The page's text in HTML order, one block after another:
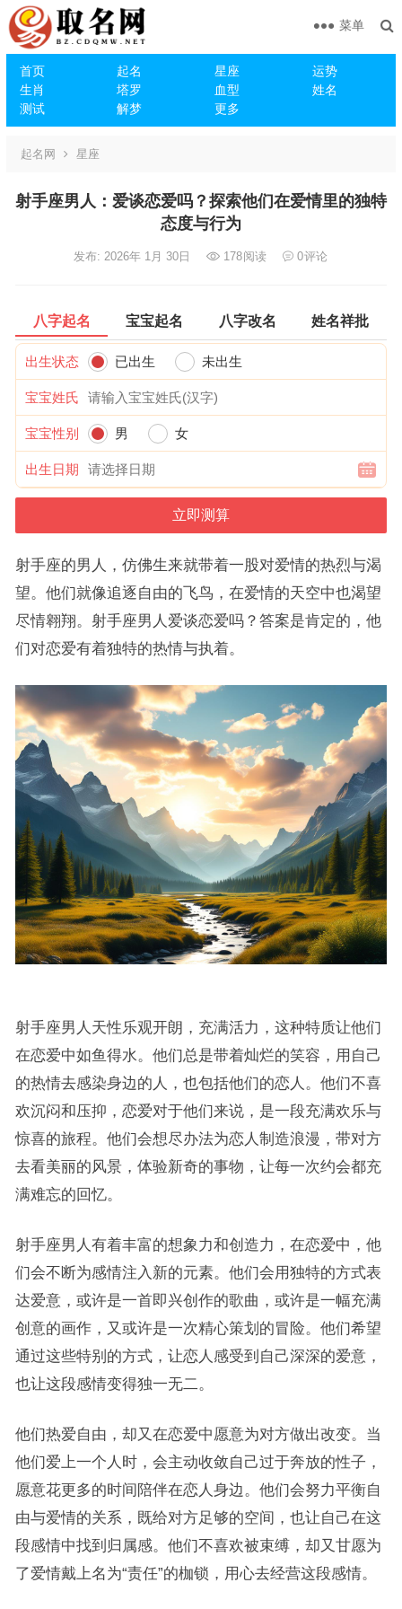
首页 起名 星座
运势
生肖
塔罗 血型
姓名
测试
解梦 更多
菜单
起名网 星座
射手座男人：爱谈恋爱吗？探索他们在爱情里的独特
态度与行为
发布: 2026年 1月 30日 178阅读 0评论
八字起名 宝宝起名 八字改名 姓名祥批
出生状态 已出生 未出生
宝宝姓氏
宝宝性别 男 女
出生日期
射手座的男人，仿佛生来就带着一股对爱情的热烈与渴
望。他们就像追逐自由的飞鸟，在爱情的天空中也渴望
尽情翱翔。射手座男人爱谈恋爱吗？答案是肯定的，他
们对恋爱有着独特的热情与执着。
射手座男人天性乐观开朗，充满活力，这种特质让他们
在恋爱中如鱼得水。他们总是带着灿烂的笑容，用自己
的热情去感染身边的人，也包括他们的恋人。他们不喜
欢沉闷和压抑，恋爱对于他们来说，是一段充满欢乐与
惊喜的旅程。他们会想尽办法为恋人制造浪漫，带对方
去看美丽的风景，体验新奇的事物，让每一次约会都充
满难忘的回忆。
射手座男人有着丰富的想象力和创造力，在恋爱中，他
们会不断为感情注入新的元素。他们会用独特的方式表
达爱意，或许是一首即兴创作的歌曲，或许是一幅充满
创意的画作，又或许是一次精心策划的冒险。他们希望
通过这些特别的方式，让恋人感受到自己深深的爱意，
也让这段感情变得独一无二。
他们热爱自由，却又在恋爱中愿意为对方做出改变。当
他们爱上一个人时，会主动收敛自己过于奔放的性子，
愿意花更多的时间陪伴在恋人身边。他们会努力平衡自
由与爱情的关系，既给对方足够的空间，也让自己在这
段感情中找到归属感。他们不喜欢被束缚，却又甘愿为
了爱情戴上名为“责任”的枷锁，用心去经营这段感情。